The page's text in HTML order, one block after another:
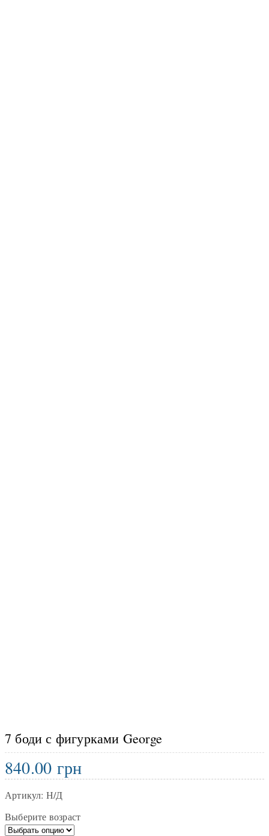
7 боди с фигурками George
840.00грн
Артикул: Н/Д
Выберите возраст